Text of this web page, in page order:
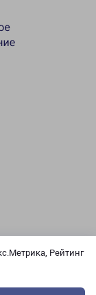
Рейтинг